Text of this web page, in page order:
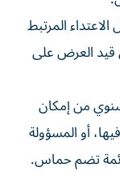
المرتبط
قيد العرض على
من إمكان
أو المسؤولة
تضم حماس.